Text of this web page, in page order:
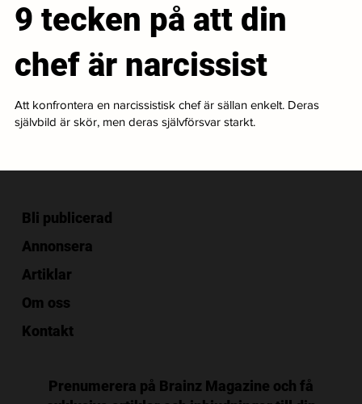
9 tecken på att din
chef är narcissist
Att konfrontera en narcissistisk chef är sällan enkelt. Deras
självbild är skör, men deras självförsvar starkt.
Bli publicerad
Annonsera
Artiklar
Om oss
Kontakt
Prenumerera på Brainz Magazine och få